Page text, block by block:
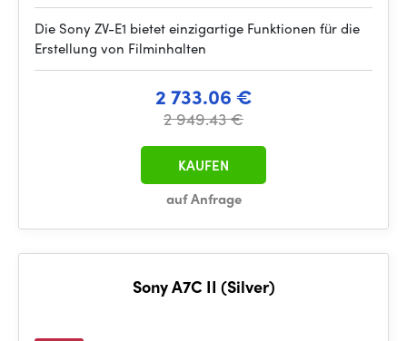
Die Sony ZV-E1 bietet einzigartige Funktionen für die
Erstellung von Filminhalten
2 733.06 €
2 949.43 €
auf Anfrage
KAUFEN
Sony A7C II (Silver)